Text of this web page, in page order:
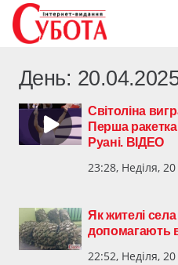
День:
Світоліна
Перша
Руані. ВІДЕО
23:28, Неділя,
Як жителі
допомагають
22:52, Неділя,